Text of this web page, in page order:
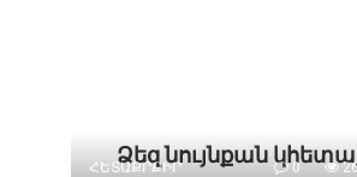
Ձեզ նույնքան
ՀԵՏԱՔՐՔԻՐ 0